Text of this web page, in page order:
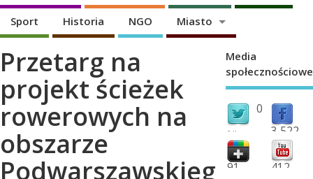
Sport Historia NGO Miasto
Przetarg na
projekt ścieżek
rowerowych na
obszarze
Podwarszawskieg
Media
społecznościowe
0
followers 3,522
fans
91 412